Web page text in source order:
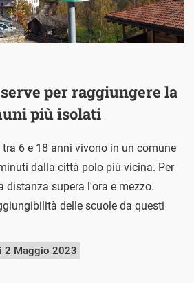
per raggiungere la
più isolati
6 e 18 anni vivono in un comune
dalla città polo più vicina. Per
distanza supera l'ora e mezzo.
delle scuole da questi
2 Maggio 2023